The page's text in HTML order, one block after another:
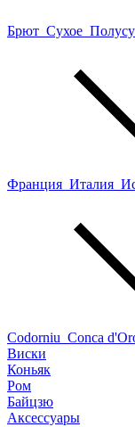
Брют Сухое
Франция Италия
Codorniu Conca
Виски
Коньяк
Ром
Байцзю
Аксессуары